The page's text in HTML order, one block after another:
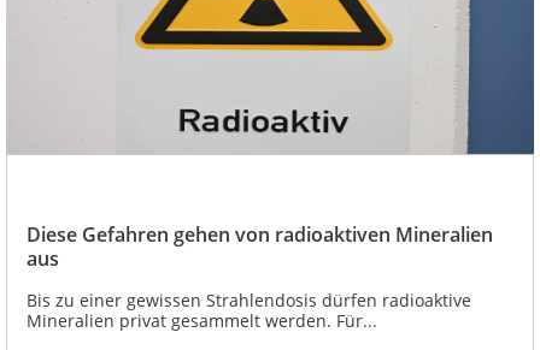
Diese Gefahren gehen von radioaktiven Mineralien
aus
Bis zu einer gewissen Strahlendosis dürfen radioaktive
Mineralien privat gesammelt werden. Für...